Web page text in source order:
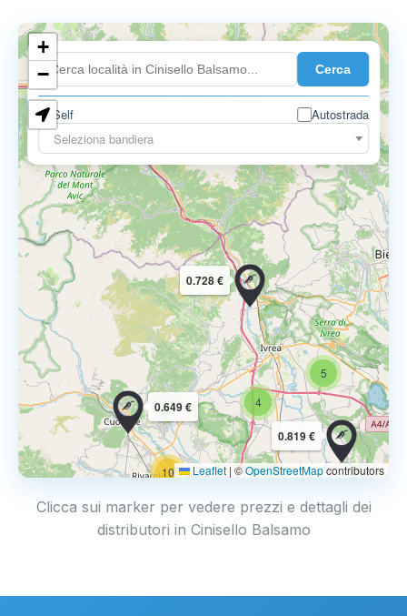
Cerca
Self
Autostrada
Seleziona bandiera
10
4
5
0.819 €
0.649 €
0.728 €
0.899 €
+
−
Leaflet | ©OpenStreetMapcontributors
Clicca sui marker per vedere prezzi e dettagli dei
distributori in Cinisello Balsamo